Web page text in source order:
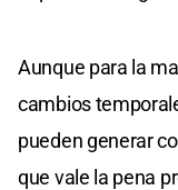
Aunque para la
cambios
pueden generar
que vale la pena